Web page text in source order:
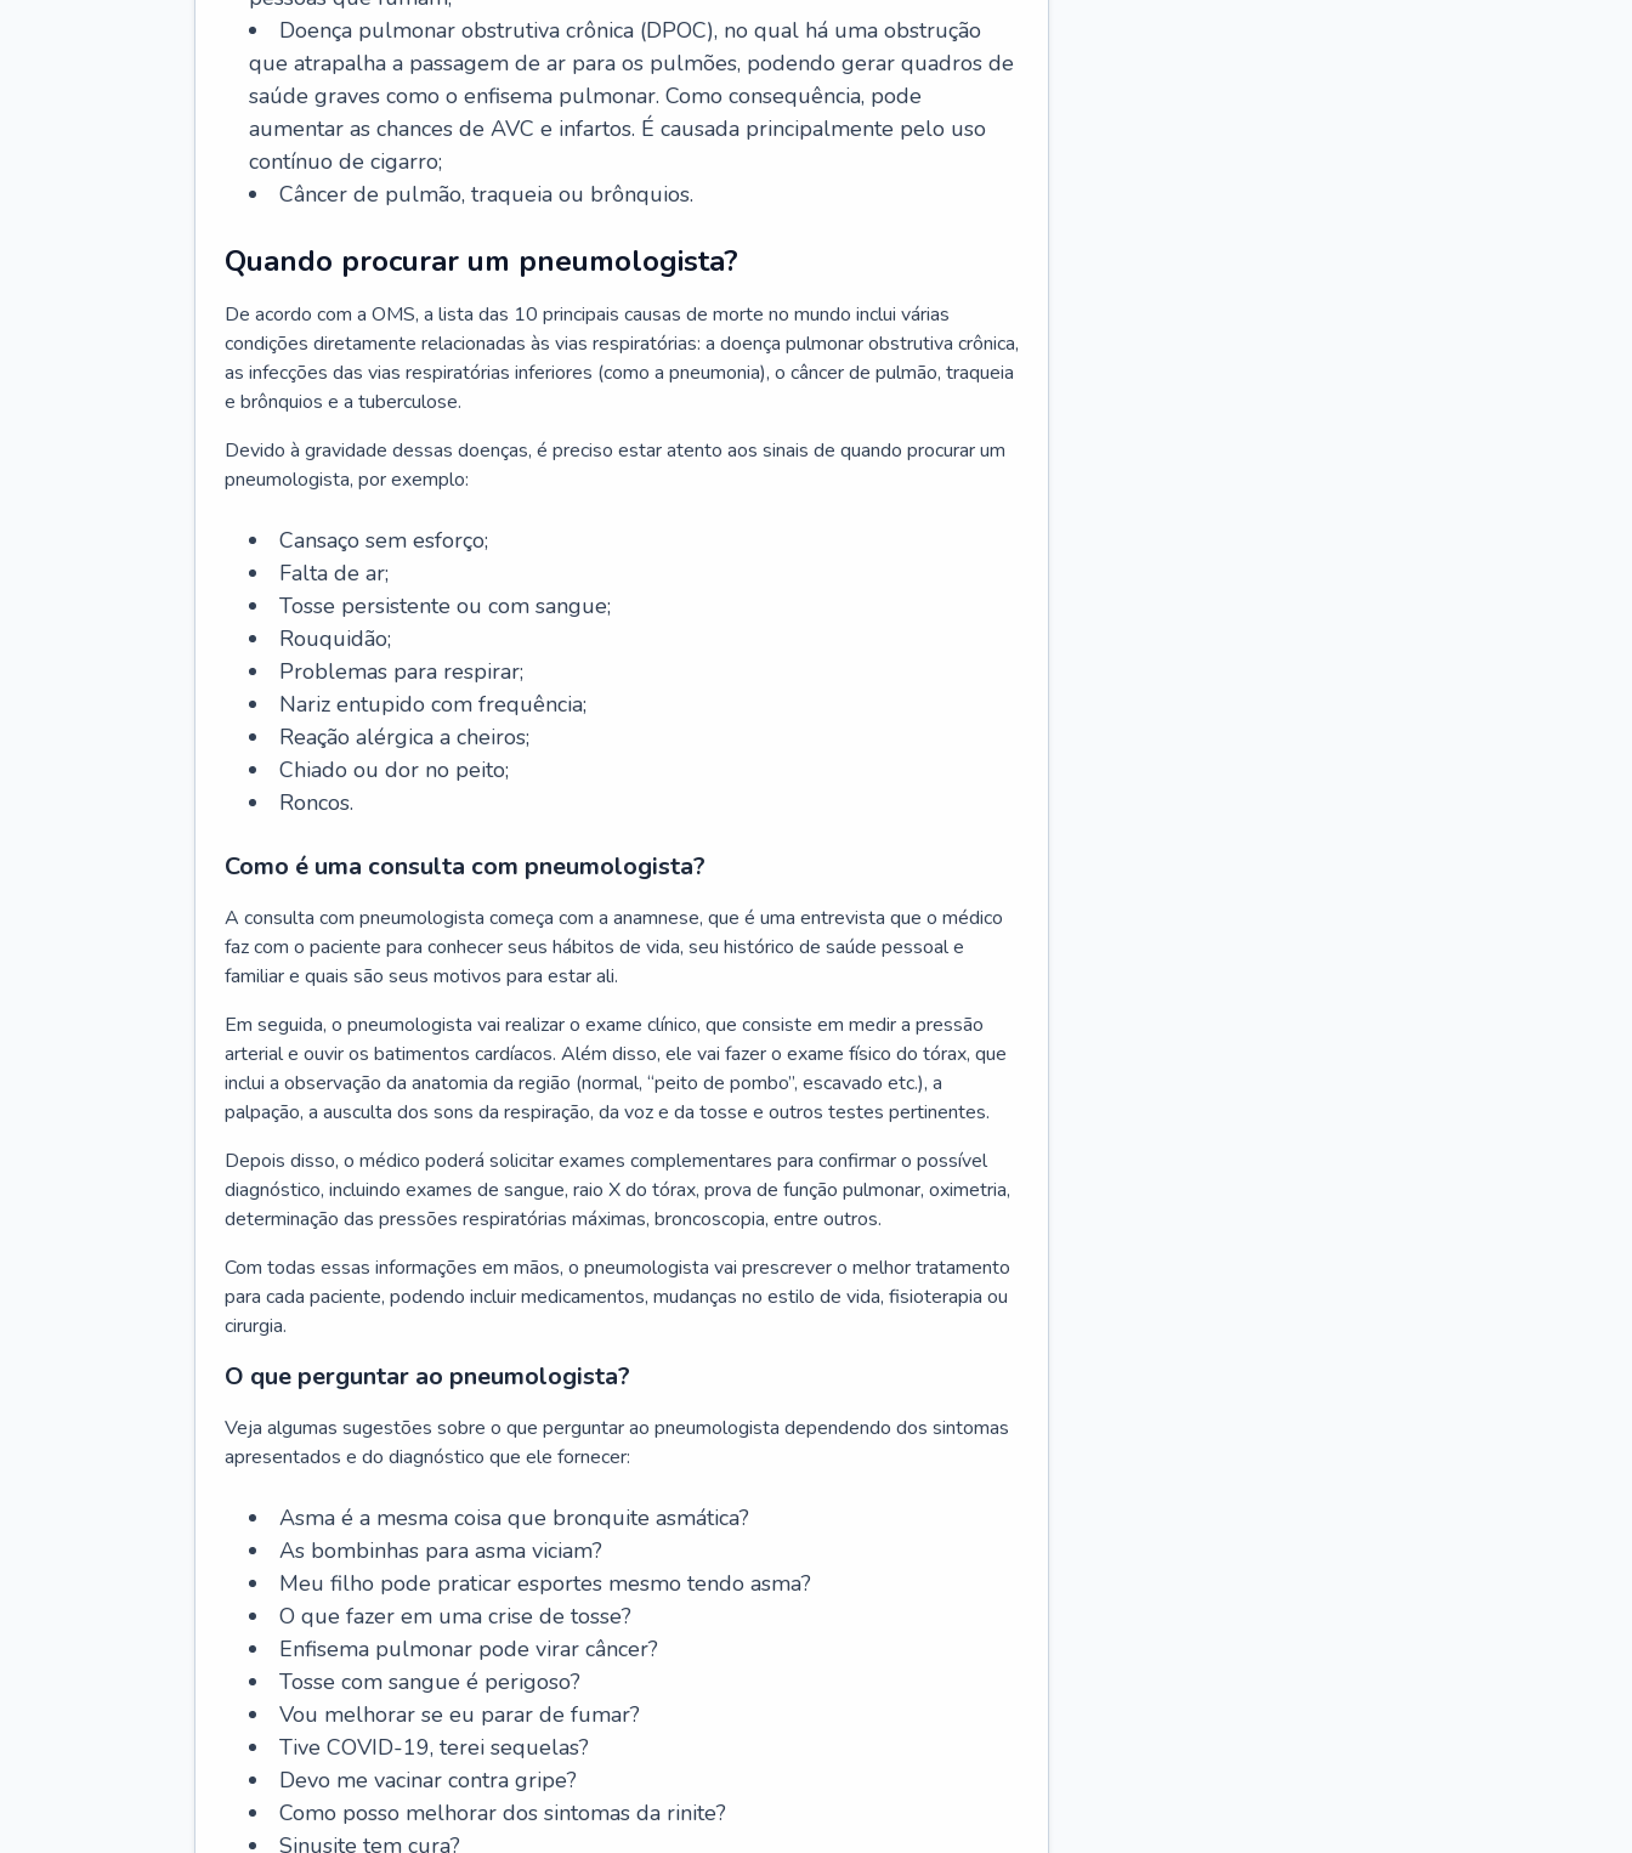
Doença pulmonar obstrutiva crônica (DPOC), no qual há uma obstrução
que atrapalha a passagem de ar para os pulmões, podendo gerar quadros de
saúde graves como o enfisema pulmonar. Como consequência, pode
aumentar as chances de AVC e infartos. É causada principalmente pelo uso
contínuo de cigarro;
Câncer de pulmão, traqueia ou brônquios.
Quando procurar um pneumologista?
De acordo com a OMS, a lista das 10 principais causas de morte no mundo inclui várias
condições diretamente relacionadas às vias respiratórias: a doença pulmonar obstrutiva crônica,
as infecções das vias respiratórias inferiores (como a pneumonia), o câncer de pulmão, traqueia
e brônquios e a tuberculose.
Devido à gravidade dessas doenças, é preciso estar atento aos sinais de quando procurar um
pneumologista, por exemplo:
Cansaço sem esforço;
Falta de ar;
Tosse persistente ou com sangue;
Rouquidão;
Problemas para respirar;
Nariz entupido com frequência;
Reação alérgica a cheiros;
Chiado ou dor no peito;
Roncos.
Como é uma consulta com pneumologista?
A consulta com pneumologista começa com a anamnese, que é uma entrevista que o médico
faz com o paciente para conhecer seus hábitos de vida, seu histórico de saúde pessoal e
familiar e quais são seus motivos para estar ali.
Em seguida, o pneumologista vai realizar o exame clínico, que consiste em medir a pressão
arterial e ouvir os batimentos cardíacos. Além disso, ele vai fazer o exame físico do tórax, que
inclui a observação da anatomia da região (normal, “peito de pombo”, escavado etc.), a
palpação, a ausculta dos sons da respiração, da voz e da tosse e outros testes pertinentes.
Depois disso, o médico poderá solicitar exames complementares para confirmar o possível
diagnóstico, incluindo exames de sangue, raio X do tórax, prova de função pulmonar, oximetria,
determinação das pressões respiratórias máximas, broncoscopia, entre outros.
Com todas essas informações em mãos, o pneumologista vai prescrever o melhor tratamento
para cada paciente, podendo incluir medicamentos, mudanças no estilo de vida, fisioterapia ou
cirurgia.
O que perguntar ao pneumologista?
Veja algumas sugestões sobre o que perguntar ao pneumologista dependendo dos sintomas
apresentados e do diagnóstico que ele fornecer:
Asma é a mesma coisa que bronquite asmática?
As bombinhas para asma viciam?
Meu filho pode praticar esportes mesmo tendo asma?
O que fazer em uma crise de tosse?
Enfisema pulmonar pode virar câncer?
Tosse com sangue é perigoso?
Vou melhorar se eu parar de fumar?
Tive COVID-19, terei sequelas?
Devo me vacinar contra gripe?
Como posso melhorar dos sintomas da rinite?
Sinusite tem cura?